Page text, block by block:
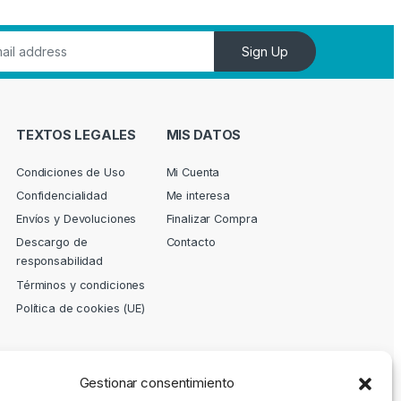
Gestionar consentimiento
Sign Up
TEXTOS LEGALES
Condiciones de Uso
Confidencialidad
Envíos y Devoluciones
Descargo de
responsabilidad
Términos y condiciones
Política de cookies (UE)
MIS DATOS
Mi Cuenta
Me interesa
Finalizar Compra
Contacto